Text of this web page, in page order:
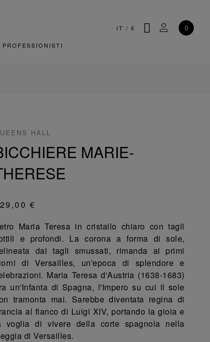
IT / € CERCAIL MIO
0
PROFESSIONISTI
HALL
MARIE-
€
Maria Teresa in cristallo chiaro con tagli
e profondi. La corona a forma di sole,
dai tagli smussati, rimanda ai primi
di Versailles, un'epoca di splendore e
Maria Teresa d'Austria (1638-1683)
un'Infanta di Spagna, l'Impero su cui il sole
tramonta mai. Sarebbe diventata regina di
al fianco di Luigi XIV, portando la gioia e
voglia di vivere della corte spagnola nella
di Versailles.